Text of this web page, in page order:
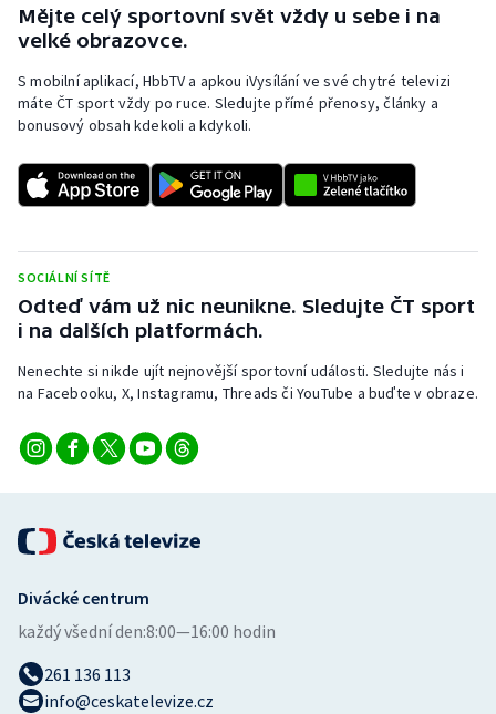
Rychlobruslení
Rychlostní kanoistika
Short track
Sportovní střelba
Triatlon
Vodní slalom
Volejbal
Mějte celý sportovní svět vždy u sebe i na
velké obrazovce.
S mobilní aplikací, HbbTV a apkou iVysílání ve své chytré televizi
máte ČT sport vždy po ruce. Sledujte přímé přenosy, články a
bonusový obsah kdekoli a kdykoli.
SOCIÁLNÍ SÍTĚ
Odteď vám už nic neunikne. Sledujte ČT sport
i na dalších platformách.
Nenechte si nikde ujít nejnovější sportovní události. Sledujte nás i
na Facebooku, X, Instagramu, Threads či YouTube a buďte v obraze.
Divácké centrum
každý všední den:8:00—16:00 hodin
261 136 113
info@ceskatelevize.cz